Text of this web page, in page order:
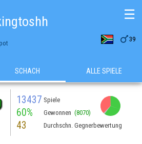
39
☰
SCHACH ALLE SPIELE
13437 Spiele
60% Gewonnen (8070)
43 Durchschn. Gegnerbewertung